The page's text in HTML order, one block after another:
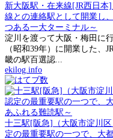
新大阪駅・在来線[JR西日
線との連絡駅として開業し
つある一大ターミナル～
淀川を渡って大阪・梅田に
（昭和39年）に開業した、
畿の駅百選認...
ekilog.info
十三駅[阪急]（大阪市淀川
定の最重要駅の一つで、大